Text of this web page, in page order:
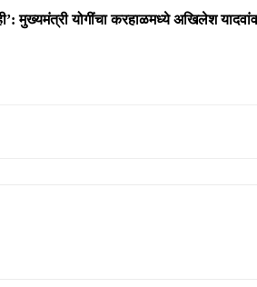
मुख्यमंत्री योगींचा करहाळमध्ये अखिलेश